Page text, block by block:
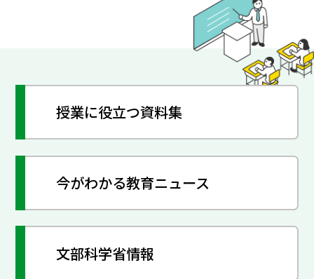
授業に役立つ資料集
今がわかる教育ニュース
文部科学省情報